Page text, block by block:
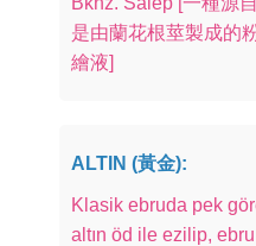
是由蘭花根莖製成的
繪液]
ALTIN (黃金):
Klasik ebruda pek
altın öd ile ezilip, ebru